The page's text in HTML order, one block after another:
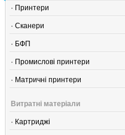
· Принтери
· Сканери
· БФП
· Промислові принтери
· Матричні принтери
Витратні матеріали
· Картриджі